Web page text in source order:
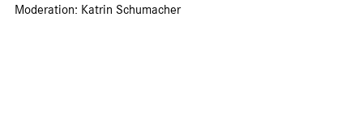
Moderation: Katrin Schumacher